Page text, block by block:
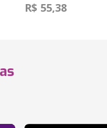
R$ 55,38